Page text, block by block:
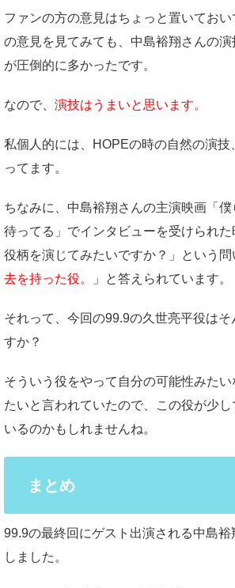
ファンの方の意見はちょっと置いておい
の意見を見てみても、中島裕翔さんの
が圧倒的に多かったです。
なので、 演技はうまいと思います。
私個人的には、HOPEの時の自然の演技
ってます。
ちなみに、中島裕翔さんの主演映画「
待ってる」でインタビューを受けられ
役柄を演じてみたいですか？」という問
去を持った役。
」と答えられています。
それって、今回の99.9の久世亮平役は
すか？
そういう役をやって自分の可能性みた
たいと言われていたので、この役が少
いるのかもしれませんね。
まとめ
99.9の最終回にゲスト出演される中島
しました。